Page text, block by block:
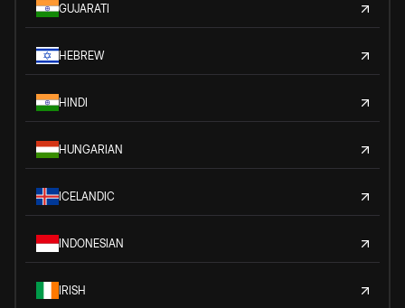
GUJARATI
HEBREW
HINDI
HUNGARIAN
ICELANDIC
INDONESIAN
IRISH